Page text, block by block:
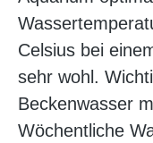
Celsius bei
sehr wohl.
Beckenwasser
Wöchentliche